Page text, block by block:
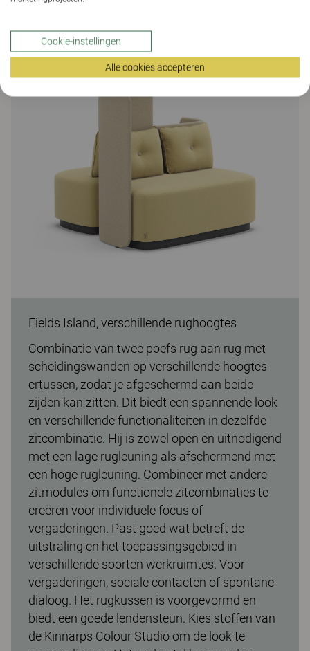
Fields Island, verschillende rughoogtes
Combinatie van twee poefs rug aan rug met
scheidingswanden op verschillende hoogtes
ertussen, zodat je afgeschermd aan beide
zijden kan zitten. Dit biedt een spannende look
en verschillende functionaliteiten in dezelfde
zitcombinatie. Hij is zowel open en uitnodigend
met een lage rugleuning als afschermend met
een hoge rugleuning. Combineer met andere
zitmodules om functionele zitcombinaties te
creëren voor individuele focus of
vergaderingen. Past goed wat betreft de
uitstraling en het toepassingsgebied in
verschillende soorten werkruimtes. Voor
vergaderingen, sociale contacten of spontane
dialoog. Het rugkussen is voorgevormd en
biedt een goede lendensteun. Kies stoffen van
de Kinnarps Colour Studio om de look te
Cookie-instellingen
Alle cookies accepteren